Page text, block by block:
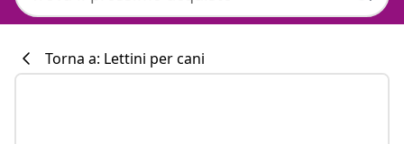
Torna a: Lettini per cani